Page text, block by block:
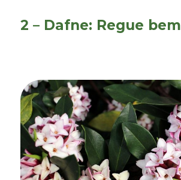
2 – Dafne: Regue bem